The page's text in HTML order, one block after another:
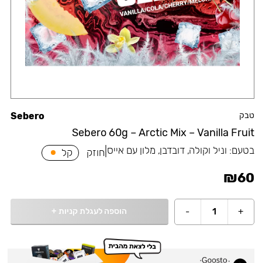
טבק
Sebero 60g – Arctic Mix – Vanilla Fruit
Sebero
בטעם: וניל וקולה, דובדבן, מלון עם אייס חוזק קל
₪60
+
1
- הוספה לעגלת קניות +